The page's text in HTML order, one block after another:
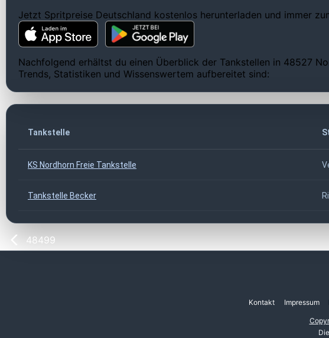
Jetzt Spritpreise Deutschland kostenlos herunterladen und immer
Nachfolgend erhältst du einen Überblick der Tankstellen in 48527
Trends, Statistiken und Wissenswertem aufbereitet sind:
Tankstelle
KS Nordhorn Freie Tankstelle
Tankstelle Becker
48499
Kontakt Impressum